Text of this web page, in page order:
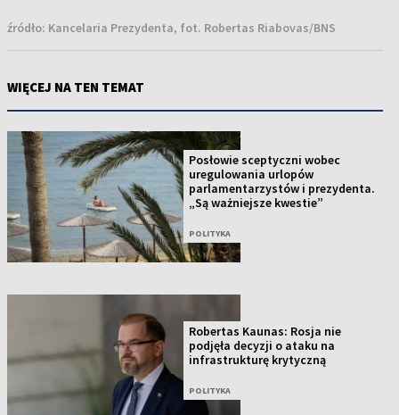
źródło: Kancelaria Prezydenta, fot. Robertas Riabovas/BNS
WIĘCEJ NA TEN TEMAT
Posłowie sceptyczni wobec
uregulowania urlopów
parlamentarzystów i prezydenta.
„Są ważniejsze kwestie”
POLITYKA
Robertas Kaunas: Rosja nie
podjęła decyzji o ataku na
infrastrukturę krytyczną
POLITYKA